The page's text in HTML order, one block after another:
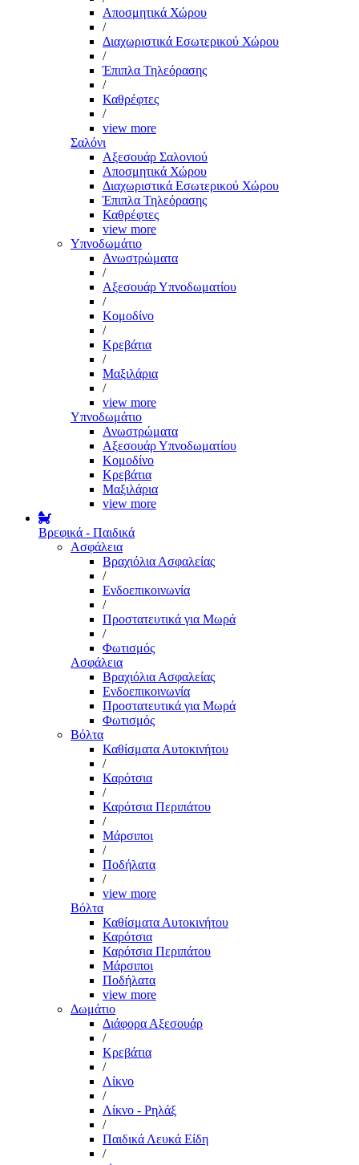
Αποσμητικά Χώρου
/
Διαχωριστικά Εσωτερικού Χώρου
/
Έπιπλα Τηλεόρασης
/
Καθρέφτες
/
view more
Σαλόνι
Αξεσουάρ Σαλονιού
Αποσμητικά Χώρου
Διαχωριστικά Εσωτερικού Χώρου
Έπιπλα Τηλεόρασης
Καθρέφτες
view more
Υπνοδωμάτιο
Ανωστρώματα
/
Αξεσουάρ Υπνοδωματίου
/
Κομοδίνο
/
Κρεβάτια
/
Μαξιλάρια
/
view more
Υπνοδωμάτιο
Ανωστρώματα
Αξεσουάρ Υπνοδωματίου
Κομοδίνο
Κρεβάτια
Μαξιλάρια
view more
Βρεφικά - Παιδικά
Ασφάλεια
Βραχιόλια Ασφαλείας
/
Ενδοεπικοινωνία
/
Προστατευτικά για Μωρά
/
Φωτισμός
Ασφάλεια
Βραχιόλια Ασφαλείας
Ενδοεπικοινωνία
Προστατευτικά για Μωρά
Φωτισμός
Βόλτα
Καθίσματα Αυτοκινήτου
/
Καρότσια
/
Καρότσια Περιπάτου
/
Μάρσιποι
/
Ποδήλατα
/
view more
Βόλτα
Καθίσματα Αυτοκινήτου
Καρότσια
Καρότσια Περιπάτου
Μάρσιποι
Ποδήλατα
view more
Δωμάτιο
Διάφορα Αξεσουάρ
/
Κρεβάτια
/
Λίκνο
/
Λίκνο - Ρηλάξ
/
Παιδικά Λευκά Είδη
/